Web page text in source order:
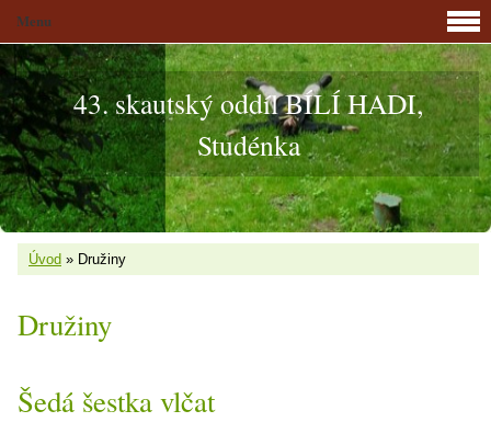
43. skautský oddíl BÍLÍ HADI,
Studénka
Úvod » Družiny
Družiny
Šedá šestka vlčat
Menu